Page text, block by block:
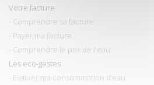
Votre facture
- Comprendre sa facture
- Payer ma facture
- Comprendre le prix de l'eau
Les eco-gestes
- Evaluer ma consommation d’eau